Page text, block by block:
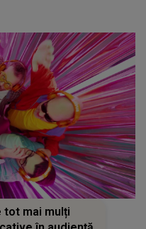
tot mai mulți